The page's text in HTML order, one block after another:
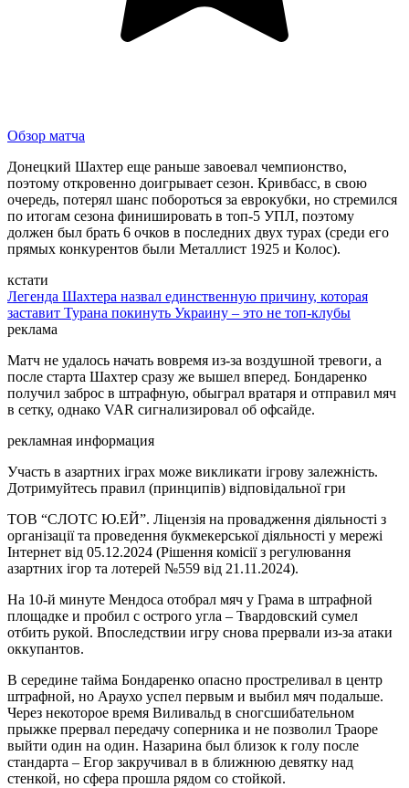
Обзор матча
Донецкий Шахтер еще раньше завоевал чемпионство,
поэтому откровенно доигрывает сезон. Кривбасс, в свою
очередь, потерял шанс побороться за еврокубки, но стремился
по итогам сезона финишировать в топ-5 УПЛ, поэтому
должен был брать 6 очков в последних двух турах (среди его
прямых конкурентов были Металлист 1925 и Колос).
кстати
Легенда Шахтера назвал единственную причину, которая
заставит Турана покинуть Украину – это не топ-клубы
реклама
Матч не удалось начать вовремя из-за воздушной тревоги, а
после старта Шахтер сразу же вышел вперед. Бондаренко
получил заброс в штрафную, обыграл вратаря и отправил мяч
в сетку, однако VAR сигнализировал об офсайде.
рекламная информация
Участь в азартних іграх може викликати ігрову залежність.
Дотримуйтесь правил (принципів) відповідальної гри
ТОВ “СЛОТС Ю.ЕЙ”. Ліцензія на провадження діяльності з
організації та проведення букмекерської діяльності у мережі
Інтернет від 05.12.2024 (Рішення комісії з регулювання
азартних ігор та лотерей №559 від 21.11.2024).
На 10-й минуте Мендоса отобрал мяч у Грама в штрафной
площадке и пробил с острого угла – Твардовский сумел
отбить рукой. Впоследствии игру снова прервали из-за атаки
оккупантов.
В середине тайма Бондаренко опасно простреливал в центр
штрафной, но Араухо успел первым и выбил мяч подальше.
Через некоторое время Виливальд в сногсшибательном
прыжке прервал передачу соперника и не позволил Траоре
выйти один на один. Назарина был близок к голу после
стандарта – Егор закручивал в в ближнюю девятку над
стенкой, но сфера прошла рядом со стойкой.